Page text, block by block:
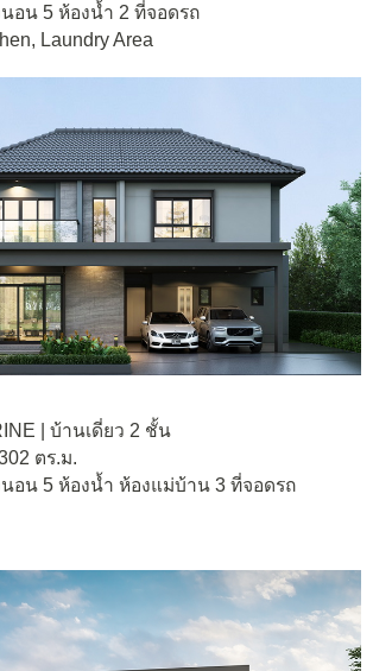
อน 5 ห้องน้ำ 2 ที่จอดรถ
Laundry Area
| บ้านเดี่ยว 2 ชั้น
ตร.ม.
อน 5 ห้องน้ำ ห้องแม่บ้าน 3 ที่จอดรถ